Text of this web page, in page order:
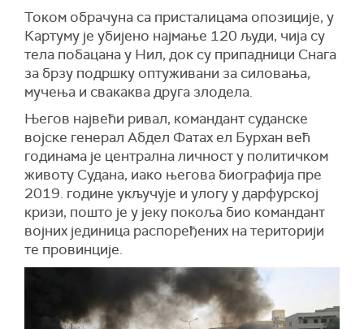
Током обрачуна са присталицама опозиције, у
Картуму је убијено најмање 120 људи, чија су
тела побацана у Нил, док су припадници Снага
за брзу подршку оптуживани за силовања,
мучења и свакаква друга злодела.
Његов највећи ривал, командант суданске
војске генерал Абдел Фатах ел Бурхан већ
годинама је централна личност у политичком
животу Судана, иако његова биографија пре
2019. године укључује и улогу у дарфурској
кризи, пошто је у јеку покоља био командант
војних јединица распоређених на територији
те провинције.